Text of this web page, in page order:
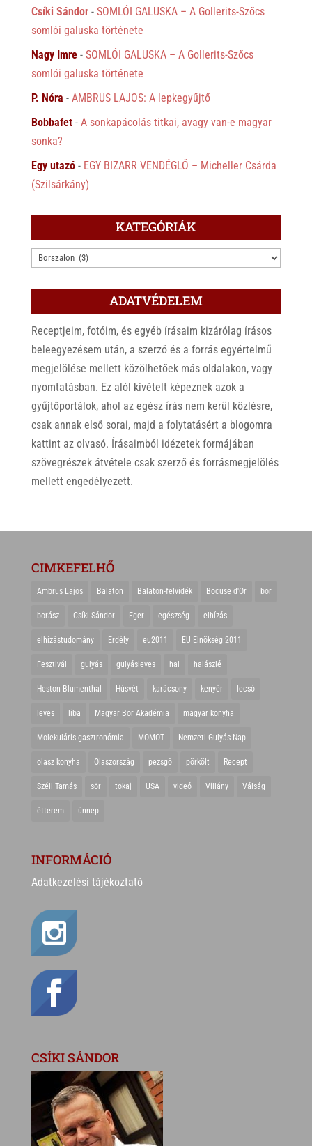
Csíki Sándor- SOMLÓI GALUSKA – A Gollerits-Szőcs
somlói galuska története
Nagy Imre- SOMLÓI GALUSKA – A Gollerits-Szőcs
somlói galuska története
P. Nóra - AMBRUS LAJOS: A lepkegyűjtő
Bobbafet- A sonkapácolás titkai, avagy van-e magyar
sonka?
Egy utazó- EGY BIZARR VENDÉGLŐ – Micheller Csárda
(Szilsárkány)
KATEGÓRIÁK
KATEGÓRIÁK
ADATVÉDELEM
Receptjeim, fotóim, és egyéb írásaim kizárólag írásos
beleegyezésem után, a szerző és a forrás egyértelmű
megjelölése mellett közölhetőek más oldalakon, vagy
nyomtatásban. Ez alól kivételt képeznek azok a
gyűjtőportálok, ahol az egész írás nem kerül közlésre,
csak annak első sorai, majd a folytatásért a blogomra
kattint az olvasó. Írásaimból idézetek formájában
szövegrészek átvétele csak szerző és forrásmegjelölés
mellett engedélyezett.
CIMKEFELHŐ
Ambrus Lajos Balaton Balaton-felvidék Bocuse d'Or bor
borász Csíki Sándor Eger egészség elhízás
elhízástudomány Erdély eu2011 EU Elnökség 2011
Fesztivál gulyás gulyásleves hal halászlé
Heston Blumenthal Húsvét karácsony kenyér lecsó
leves liba Magyar Bor Akadémia magyar konyha
Molekuláris gasztronómia MOMOT Nemzeti Gulyás Nap
olasz konyha Olaszország pezsgő pörkölt Recept
Széll Tamás sör tokaj USA videó Villány Válság
étterem ünnep
INFORMÁCIÓ
Adatkezelési tájékoztató
CSÍKI SÁNDOR